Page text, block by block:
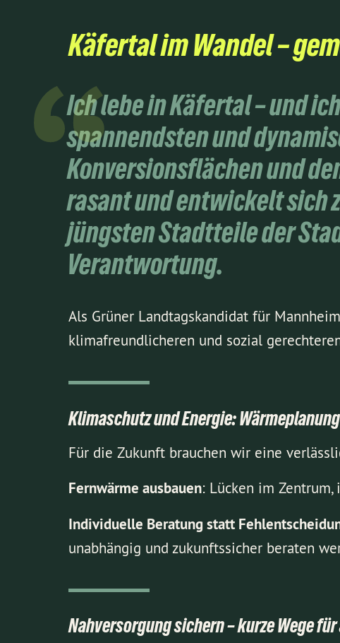
Käfertal im Wandel –
Ich lebe in Käfertal – und
spannendsten und
Konversionsflächen und
rasant und entwickelt sich
jüngsten Stadtteile der
Verantwortung.
Als Grüner Landtagskandidat für
klimafreundlicheren und sozial
Klimaschutz und Energie:
Für die Zukunft brauchen wir eine
Fernwärme ausbauen: Lücken im
Individuelle Beratung statt
unabhängig und zukunftssicher beraten
Nahversorgung sichern – kurze Wege